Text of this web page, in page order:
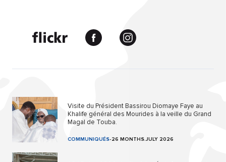
Visite du Président Bassirou Diomaye Faye au
Khalife général des Mourides à la veille du Grand
Magal de Touba.
COMMUNIQUÉS-26 MONTHS.JULY 2026